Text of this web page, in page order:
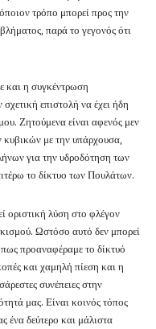
τρόπο μπορεί προς την
παρά το γεγονός ότι
και η συγκέντρωση
επιστολή να έχει ήδη
Ζητούμενα είναι αφενός μεν
κυβικών με την υπάρχουσα,
για την υδροδότηση των
το δίκτυο των Πουλάτων.
οριστική λύση στο φλέγον
Ωστόσο αυτό δεν μπορεί
προαναφέραμε το δίκτυό
και χαμηλή πίεση και η
συνέπειες στην
μας. Είναι κοινός τόπος
ένα δεύτερο και μάλιστα